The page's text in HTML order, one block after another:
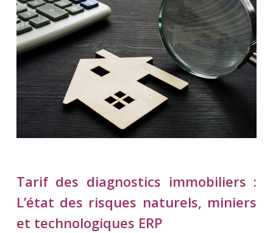
Tarif des diagnostics immobiliers :
L’état des risques naturels, miniers
et technologiques ERP